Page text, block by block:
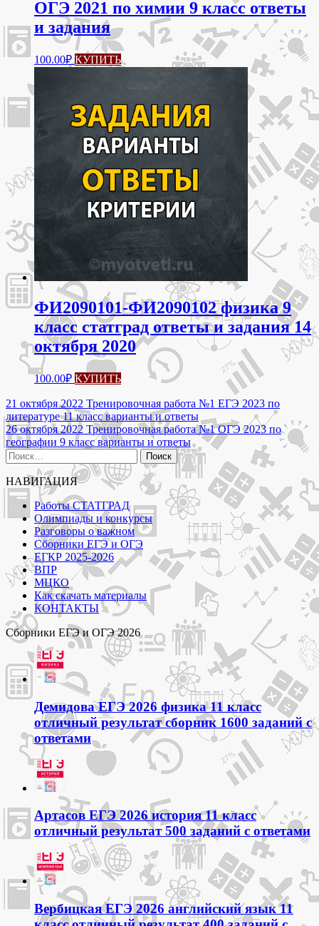
ОГЭ 2021 по химии 9 класс ответы
и задания
100.00₽ КУПИТЬ
ФИ2090101-ФИ2090102 физика 9
класс статград ответы и задания 14
октября 2020
100.00₽ КУПИТЬ
Навигация
по
записям
21 октября 2022 Тренировочная работа №1 ЕГЭ 2023 по
литературе 11 класс варианты и ответы
26 октября 2022 Тренировочная работа №1 ОГЭ 2023 по
географии 9 класс варианты и ответы
Найти:
НАВИГАЦИЯ
Работы СТАТГРАД
Олимпиады и конкурсы
Разговоры о важном
Сборники ЕГЭ и ОГЭ
ЕГКР 2025-2026
ВПР
МЦКО
Как скачать материалы
КОНТАКТЫ
Сборники ЕГЭ и ОГЭ 2026
Демидова ЕГЭ 2026 физика 11 класс
отличный результат сборник 1600 заданий с
ответами
Артасов ЕГЭ 2026 история 11 класс
отличный результат 500 заданий с ответами
Вербицкая ЕГЭ 2026 английский язык 11